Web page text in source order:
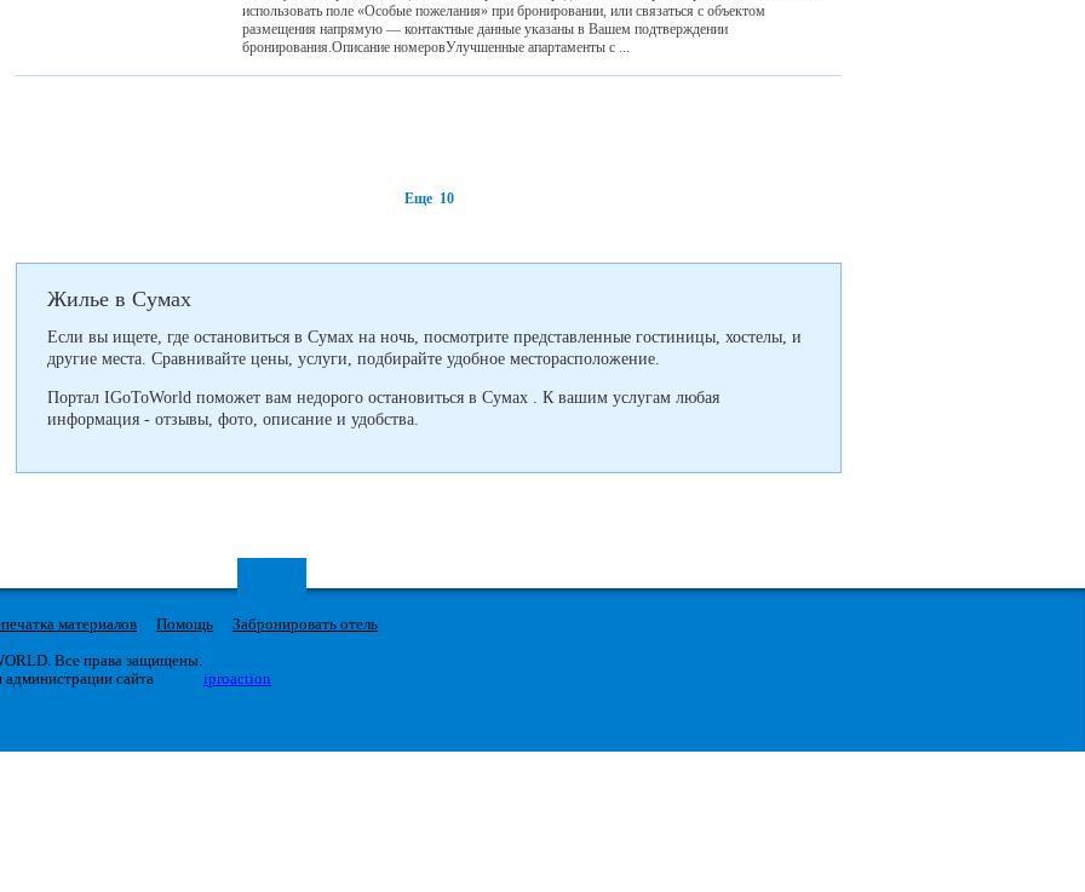
использовать поле «Особые пожелания» при бронировании, или связаться с объектом
размещения напрямую — контактные данные указаны в Вашем подтверждении
бронирования.Описание номеровУлучшенные апартаменты с ...
Еще 10
Жилье в Сумах
Если вы ищете, где остановиться в Сумах на ночь, посмотрите представленные гостиницы, хостелы, и
другие места. Сравнивайте цены, услуги, подбирайте удобное месторасположение.
Портал IGoToWorld поможет вам недорого остановиться в Сумах . К вашим услугам любая
информация - отзывы, фото, описание и удобства.
материалов Помощь
Забронировать отель
Все права защищены.
администрации сайта
iproaction